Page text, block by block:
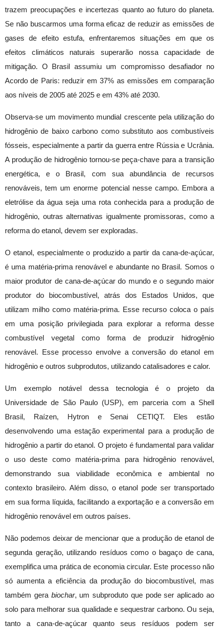
trazem preocupações e incertezas quanto ao futuro do planeta.
Se não buscarmos uma forma eficaz de reduzir as emissões de
gases de efeito estufa, enfrentaremos situações em que os
efeitos climáticos naturais superarão nossa capacidade de
mitigação. O Brasil assumiu um compromisso desafiador no
Acordo de Paris: reduzir em 37% as emissões em comparação
aos níveis de 2005 até 2025 e em 43% até 2030.
Observa-se um movimento mundial crescente pela utilização do
hidrogênio de baixo carbono como substituto aos combustíveis
fósseis, especialmente a partir da guerra entre Rússia e Ucrânia.
A produção de hidrogênio tornou-se peça-chave para a transição
energética, e o Brasil, com sua abundância de recursos
renováveis, tem um enorme potencial nesse campo. Embora a
eletrólise da água seja uma rota conhecida para a produção de
hidrogênio, outras alternativas igualmente promissoras, como a
reforma do etanol, devem ser exploradas.
O etanol, especialmente o produzido a partir da cana-de-açúcar,
é uma matéria-prima renovável e abundante no Brasil. Somos o
maior produtor de cana-de-açúcar do mundo e o segundo maior
produtor do biocombustível, atrás dos Estados Unidos, que
utilizam milho como matéria-prima. Esse recurso coloca o país
em uma posição privilegiada para explorar a reforma desse
combustível vegetal como forma de produzir hidrogênio
renovável. Esse processo envolve a conversão do etanol em
hidrogênio e outros subprodutos, utilizando catalisadores e calor.
Um exemplo notável dessa tecnologia é o projeto da
Universidade de São Paulo (USP), em parceria com a Shell
Brasil, Raízen, Hytron e Senai CETIQT. Eles estão
desenvolvendo uma estação experimental para a produção de
hidrogênio a partir do etanol. O projeto é fundamental para validar
o uso deste como matéria-prima para hidrogênio renovável,
demonstrando sua viabilidade econômica e ambiental no
contexto brasileiro. Além disso, o etanol pode ser transportado
em sua forma líquida, facilitando a exportação e a conversão em
hidrogênio renovável em outros países.
Não podemos deixar de mencionar que a produção de etanol de
segunda geração, utilizando resíduos como o bagaço de cana,
exemplifica uma prática de economia circular. Este processo não
só aumenta a eficiência da produção do biocombustível, mas
também gera biochar, um subproduto que pode ser aplicado ao
solo para melhorar sua qualidade e sequestrar carbono. Ou seja,
tanto a cana-de-açúcar quanto seus resíduos podem ser